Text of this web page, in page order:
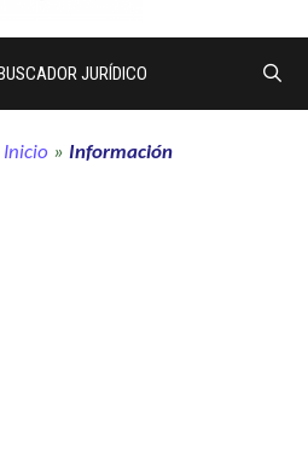
JURÍDICO
Inicio » Información